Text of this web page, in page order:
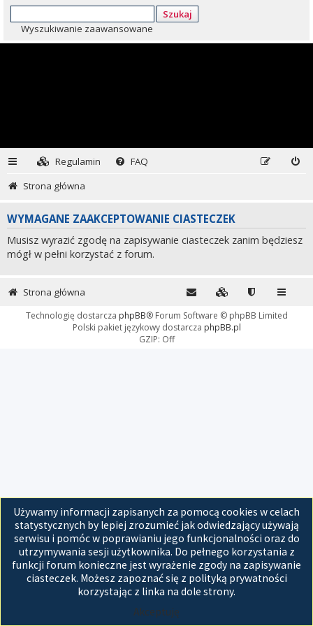
Szukaj
Wyszukiwanie zaawansowane
Regulamin
FAQ
Strona główna
WYMAGANE ZAAKCEPTOWANIE CIASTECZEK
Musisz wyrazić zgodę na zapisywanie ciasteczek zanim będziesz
mógł w pełni korzystać z forum.
Używamy informacji zapisanych za pomocą cookies w celach
statystycznych by lepiej zrozumieć jak odwiedzający używają
serwisu i pomóc w poprawianiu jego funkcjonalności oraz do
utrzymywania sesji użytkownika. Do pełnego korzystania z
funkcji forum konieczne jest wyrażenie zgody na zapisywanie
ciasteczek. Możesz zapoznać się z polityką prywatności
korzystając z linka na dole strony.
Akceptuję
Strona główna
Technologię dostarcza phpBB® Forum Software © phpBB Limited
Polski pakiet językowy dostarcza phpBB.pl
GZIP: Off